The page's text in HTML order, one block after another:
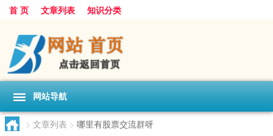
首 页 文章列表 知识分类
网站导航
> 文章列表 > 哪里有股票交流群呀